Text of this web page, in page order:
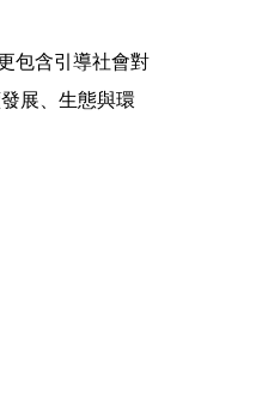
包含引導社會對
展、生態與環